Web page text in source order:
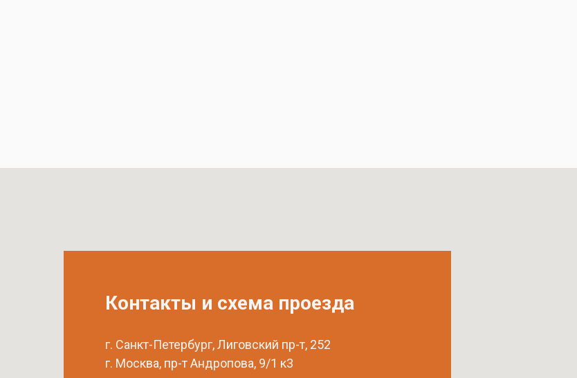
Контакты и схема проезда
г. Санкт-Петербург, Лиговский пр-т, 252
г. Москва, пр-т Андропова, 9/1 к3